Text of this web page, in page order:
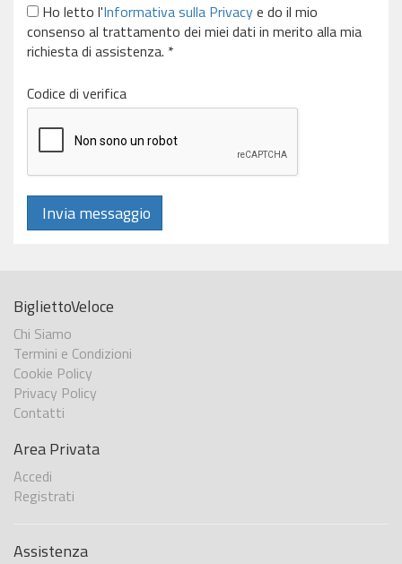
Ho letto l'Informativa sulla Privacye do il mio
consenso al trattamento dei miei dati in merito alla mia
richiesta di assistenza. *
Codice di verifica
Invia messaggio
BigliettoVeloce
Chi Siamo
Termini e Condizioni
Cookie Policy
Privacy Policy
Contatti
Area Privata
Accedi
Registrati
Assistenza